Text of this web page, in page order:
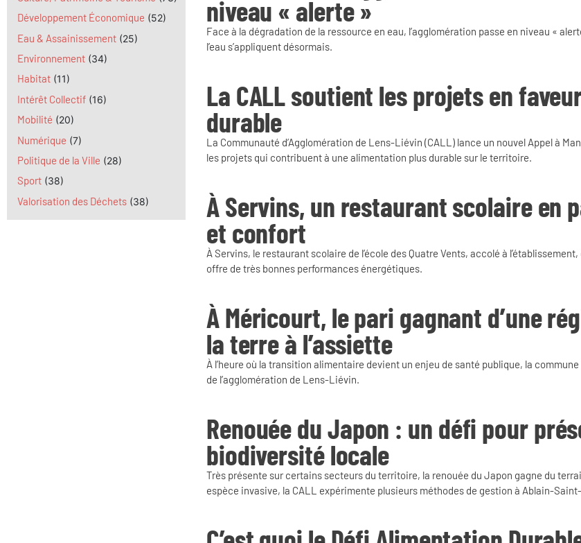
Développement Économique (52)
Eau & Assainissement (25)
Environnement (34)
Habitat (11)
Intérêt Collectif (16)
Mobilité (20)
Numérique (7)
Politique de la Ville (28)
Sport (38)
Valorisation des Déchets (38)
niveau « alerte »
Face à la dégradation de la ressource en eau, l’agglomération passe en niveau «
l’eau s’appliquent désormais.
La CALL soutient les projets en
durable
La Communauté d’Agglomération de Lens-Liévin (CALL) lance un nouvel Appel à
les projets qui contribuent à une alimentation plus durable sur le territoire.
À Servins, un restaurant scolaire en
et confort
À Servins, le restaurant scolaire de l’école des Quatre Vents, accolé à
offre de très bonnes performances énergétiques.
À Méricourt, le pari gagnant d’une
la terre à l’assiette
À l’heure où la transition alimentaire devient un enjeu de santé publique, la
de l’agglomération de Lens-Liévin.
Renouée du Japon : un défi pour
biodiversité locale
Très présente sur certains secteurs du territoire, la renouée du Japon gagne du
espèce invasive, la CALL expérimente plusieurs méthodes de gestion à Ablain-